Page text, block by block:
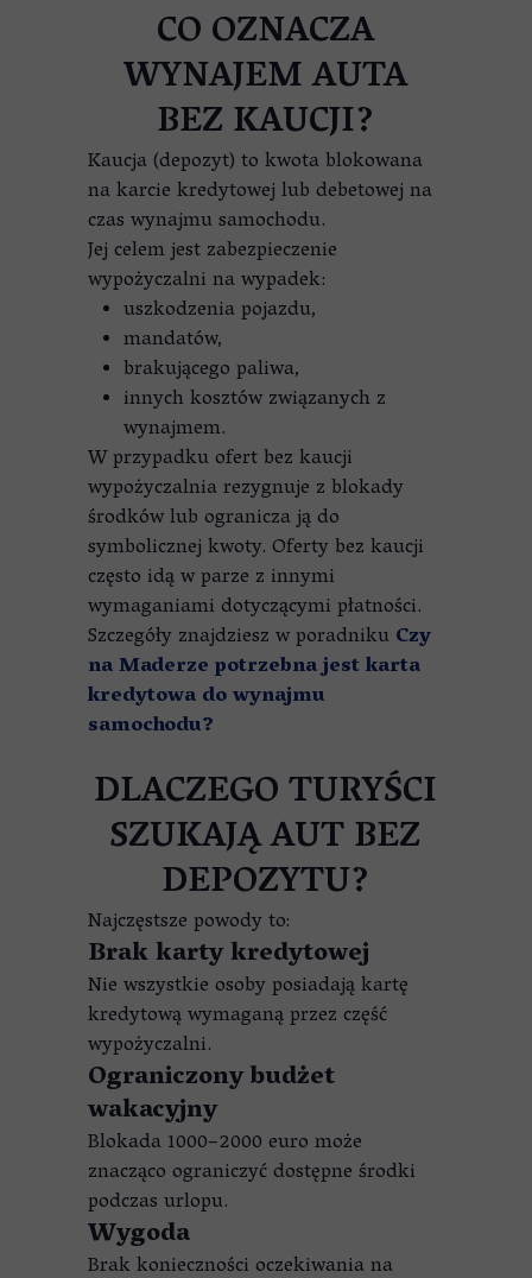
CO OZNACZA
WYNAJEM AUTA
BEZ KAUCJI?
Kaucja (depozyt) to kwota blokowana
na karcie kredytowej lub debetowej na
czas wynajmu samochodu.
Jej celem jest zabezpieczenie
wypożyczalni na wypadek:
uszkodzenia pojazdu,
mandatów,
brakującego paliwa,
innych kosztów związanych z
wynajmem.
W przypadku ofert bez kaucji
wypożyczalnia rezygnuje z blokady
środków lub ogranicza ją do
symbolicznej kwoty. Oferty bez kaucji
często idą w parze z innymi
wymaganiami dotyczącymi płatności.
Szczegóły znajdziesz w poradnikuCzy
na Maderze potrzebna jest karta
kredytowa do wynajmu
samochodu?
DLACZEGO TURYŚCI
SZUKAJĄ AUT BEZ
DEPOZYTU?
Najczęstsze powody to:
Brak karty kredytowej
Nie wszystkie osoby posiadają kartę
kredytową wymaganą przez część
wypożyczalni.
Ograniczony budżet
wakacyjny
Blokada 1000–2000 euro może
znacząco ograniczyć dostępne środki
podczas urlopu.
Wygoda
Brak konieczności oczekiwania na